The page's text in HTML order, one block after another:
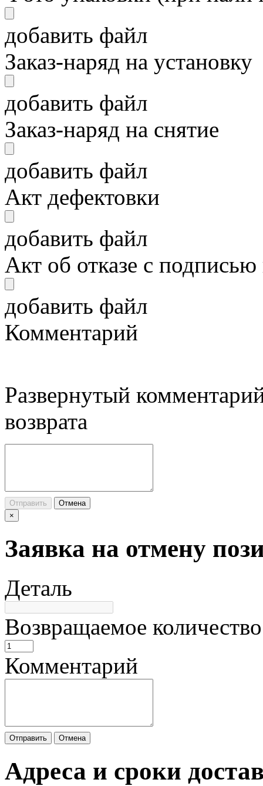
добавить файл
Заказ-наряд на установку
добавить файл
Заказ-наряд на снятие
добавить файл
Акт дефектовки
добавить файл
Акт об отказе с
добавить файл
Комментарий
Развернутый
возврата
Отправить
Отмена
×
Заявка на отмену
Деталь
Возвращаемое количество
Комментарий
Отправить Отмена
Адреса и сроки